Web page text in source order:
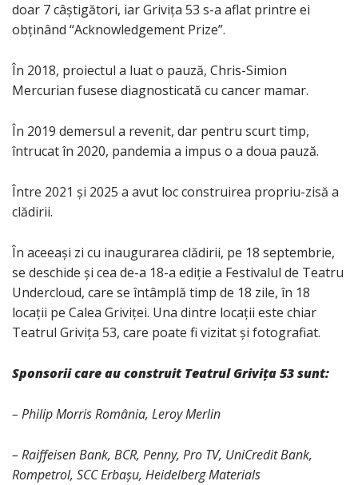
doar 7 câștigători, iar Grivița 53 s-a aflat printre ei
obținând “Acknowledgement Prize”.
În 2018, proiectul a luat o pauză, Chris-Simion
Mercurian fusese diagnosticată cu cancer mamar.
În 2019 demersul a revenit, dar pentru scurt timp,
întrucat în 2020, pandemia a impus o a doua pauză.
Între 2021 și 2025 a avut loc construirea propriu-zisă a
clădirii.
În aceeași zi cu inaugurarea clădirii, pe 18 septembrie,
se deschide și cea de-a 18-a ediție a Festivalul de Teatru
Undercloud, care se întâmplă timp de 18 zile, în 18
locații pe Calea Griviței. Una dintre locații este chiar
Teatrul Grivița 53, care poate fi vizitat și fotografiat.
Sponsorii care au construit Teatrul Grivița 53 sunt:
– Philip Morris România, Leroy Merlin
– Raiffeisen Bank, BCR, Penny, Pro TV, UniCredit Bank,
Rompetrol, SCC Erbașu, Heidelberg Materials